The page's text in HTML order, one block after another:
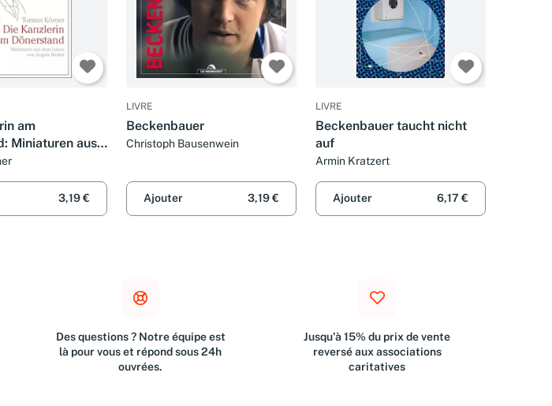
am
Miniaturen aus
Angela
3,19 €
LIVRE
Beckenbauer
Christoph Bausenwein
Ajouter 3,19 €
LIVRE
Beckenbauer taucht nicht
auf
Armin Kratzert
Ajouter 6,17 €
Des questions ? Notre équipe est
là pour vous et répond sous 24h
ouvrées.
Jusqu'à 15% du prix de vente
reversé aux associations
caritatives